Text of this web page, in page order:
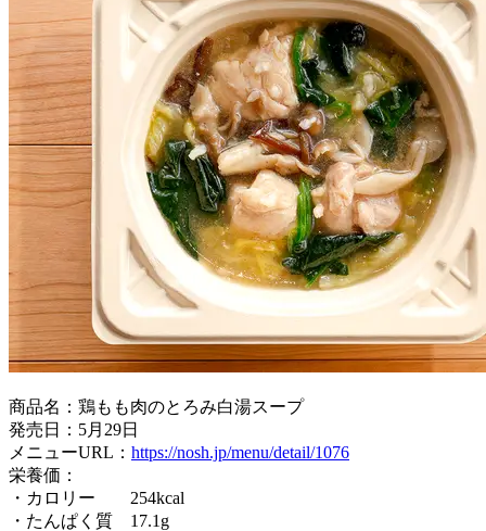
商品名：鶏もも肉のとろみ白湯スープ
発売日：5月29日
メニューURL： https://nosh.jp/menu/detail/1076
栄養価：
・カロリー 254kcal
・たんぱく質 17.1g